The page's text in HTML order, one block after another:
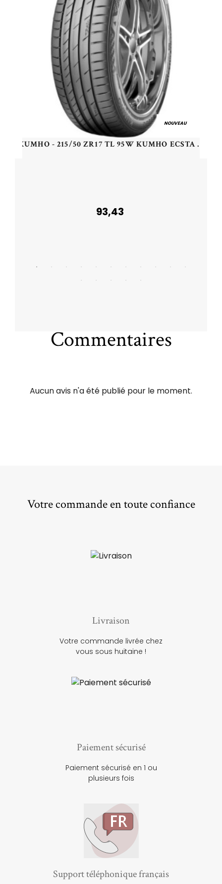
NOUVEAU
KUMHO - 215/50 ZR17 TL 95W KUMHO ECSTA PS71 XL - 2155017 - CAB
93,43
Commentaires
Aucun avis n'a été publié pour le moment.
Votre commande en toute confiance
Livraison
Votre commande livrée chez
vous sous huitaine !
Paiement sécurisé
Paiement sécurisé en 1 ou
plusieurs fois
Support téléphonique français